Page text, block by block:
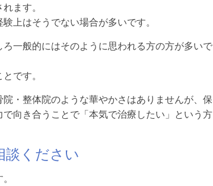
ます。
上はそうでない場合が多いです。
一般的にはそのように思われる方の方が多いで
です。
・整体院のような華やかさはありませんが、保
向き合うことで「本気で治療したい」という方
談ください